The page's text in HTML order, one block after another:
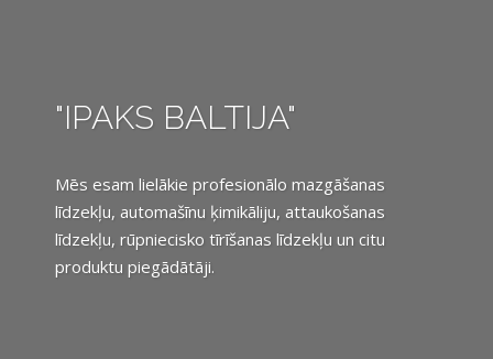
"IPAKS BALTIJA"
Mēs esam lielākie profesionālo mazgāšanas
līdzekļu, automašīnu ķimikāliju, attaukošanas
līdzekļu, rūpniecisko tīrīšanas līdzekļu un citu
produktu piegādātāji.